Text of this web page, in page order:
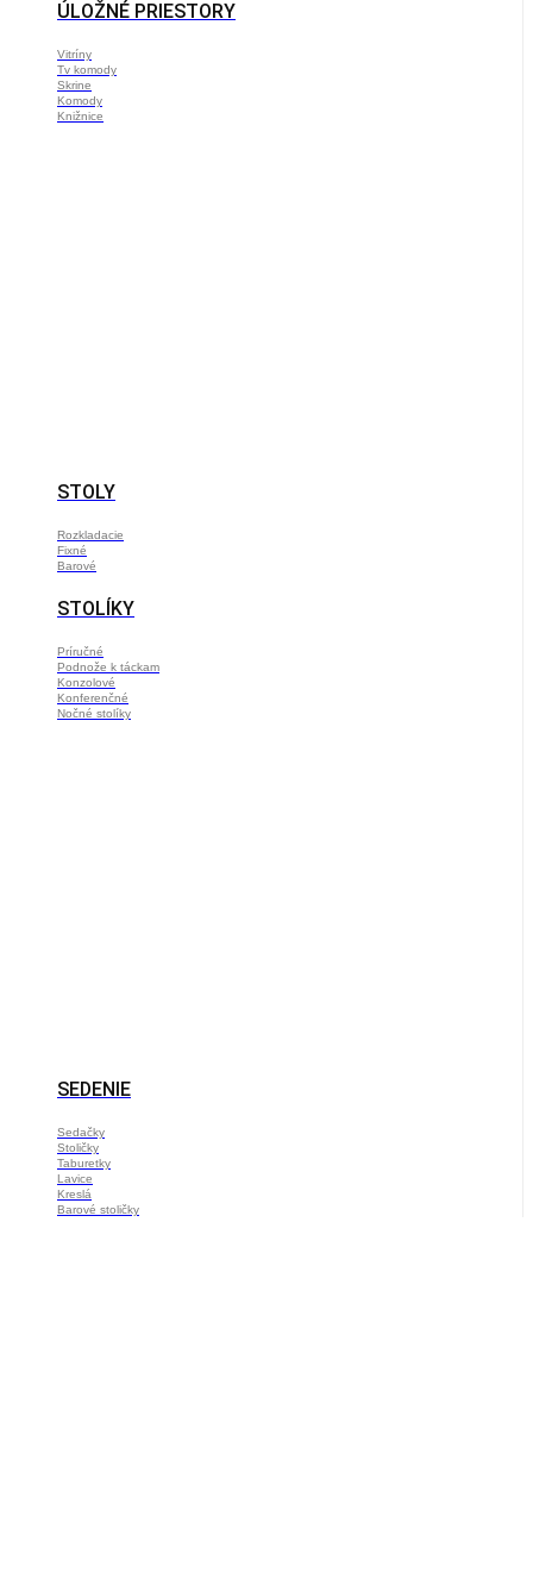
ÚLOŽNÉ PRIESTORY
Vitríny
Tv komody
Skrine
Komody
Knižnice
STOLY
Rozkladacie
Fixné
Barové
STOLÍKY
Príručné
Podnože k táckam
Konzolové
Konferenčné
Nočné stolíky
SEDENIE
Sedačky
Stoličky
Taburetky
Lavice
Kreslá
Barové stoličky